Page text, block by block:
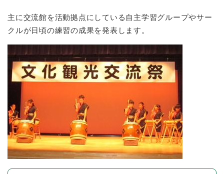
主に交流館を活動拠点にしている自主学習グループやサー
クルが日頃の練習の成果を発表します。